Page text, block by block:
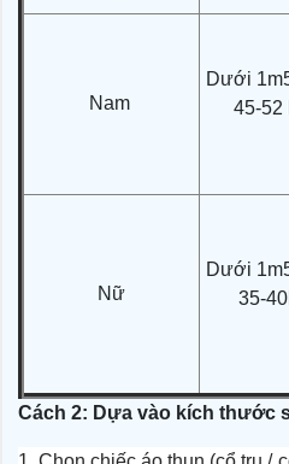
Nam
Dưới
45-52
Nữ
Dưới
35-
Cách 2: Dựa vào kích thước